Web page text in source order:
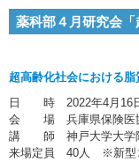
薬科部４月研究会
超高齢化社会における
日 時 2022年4月16日
会 場 兵庫県保険医
講 師 神戸大学大学院
来場定員 40人 ※新型コ